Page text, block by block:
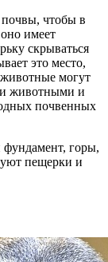
чтобы в
имеет
скрываться
это место,
животные могут
животными и
почвенных
фундамент, горы,
пещерки и